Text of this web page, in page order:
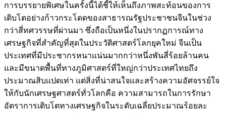
การบรรยายพิเศษในครั้งนี้ได้ชี้ให้เห็นถึงภาพสะท้อนของการ
เติบโตอย่างก้าวกระโดดของสาธารณรัฐประชาชนจีนในช่วง
กว่าสี่ทศวรรษที่ผ่านมา ซึ่งถือเป็นหนึ่งในปรากฏการณ์ทาง
เศรษฐกิจที่สำคัญที่สุดในประวัติศาสตร์โลกยุคใหม่ จีนเป็น
ประเทศที่มีประชากรหนาแน่นมากกว่าหนึ่งพันสี่ร้อยล้านคน
และมีขนาดพื้นที่ทางภูมิศาสตร์ที่ใหญ่กว่าประเทศไทยถึง
ประมาณสิบแปดเท่า แต่สิ่งที่น่าสนใจและสร้างความอัศจรรย์ใจ
ให้กับนักเศรษฐศาสตร์ทั่วโลกคือ ความสามารถในการรักษา
อัตราการเติบโตทางเศรษฐกิจในระดับเฉลี่ยประมาณร้อยละ